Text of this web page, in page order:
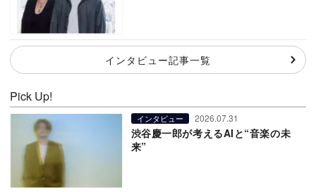
インタビュー記事一覧
Pick Up!
インタビュー 2026.07.31
渋谷慶一郎が考えるAIと“音楽の未
来”